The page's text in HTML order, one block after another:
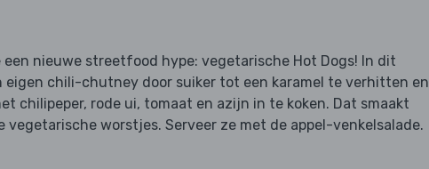
een nieuwe streetfood hype: vegetarische Hot Dogs! In dit
eigen chili-chutney door suiker tot een karamel te verhitten en
chilipeper, rode ui, tomaat en azijn in te koken. Dat smaakt
vegetarische worstjes. Serveer ze met de appel-venkelsalade.